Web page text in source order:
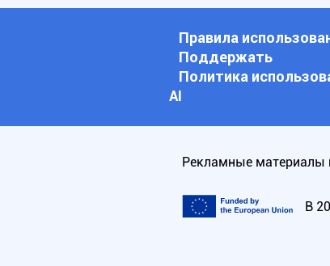
Правила
Поддержать
Политика
АI
Рекламные материалы
В